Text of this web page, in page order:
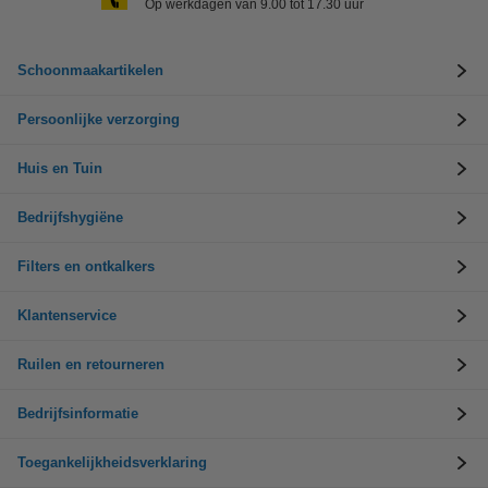
Op werkdagen van 9.00 tot 17.30 uur
Schoonmaakartikelen
Persoonlijke verzorging
Huis en Tuin
Bedrijfshygiëne
Filters en ontkalkers
Klantenservice
Ruilen en retourneren
Bedrijfsinformatie
Toegankelijkheidsverklaring